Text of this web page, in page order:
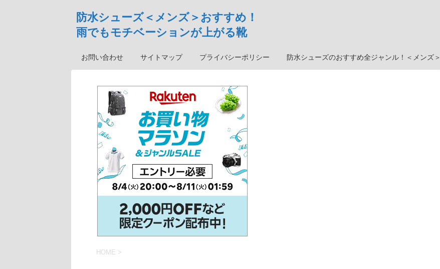
防水シューズ＜メンズ＞おすすめ！
雨でもモチベーションが上がる靴
お問い合わせ サイトマップ プライバシーポリシー 防水シューズのおすすめ全ジャンル！＜メンズ＞
HOME >